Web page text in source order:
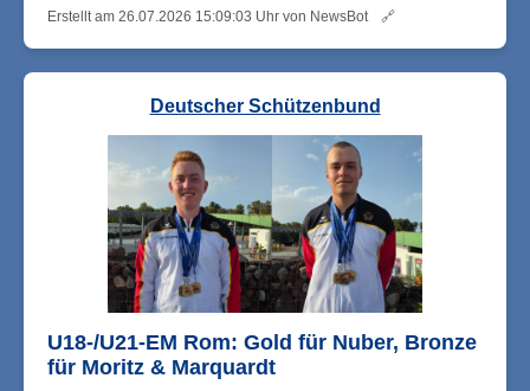
Erstellt am 26.07.2026 15:09:03 Uhr von NewsBot 🔗
Deutscher Schützenbund
U18-/U21-EM Rom: Gold für Nuber, Bronze
für Moritz & Marquardt